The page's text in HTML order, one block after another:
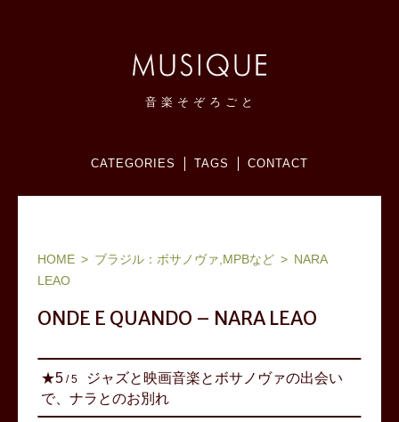
音 楽 そ ぞ ろ ご と
CATEGORIES TAGS CONTACT
HOME ブラジル：ボサノヴァ,MPBなど
NARA
LEAO
ONDE E QUANDO – NARA LEAO
★5/5
ジャズと映画音楽とボサノヴァの出会い
で、ナラとのお別れ